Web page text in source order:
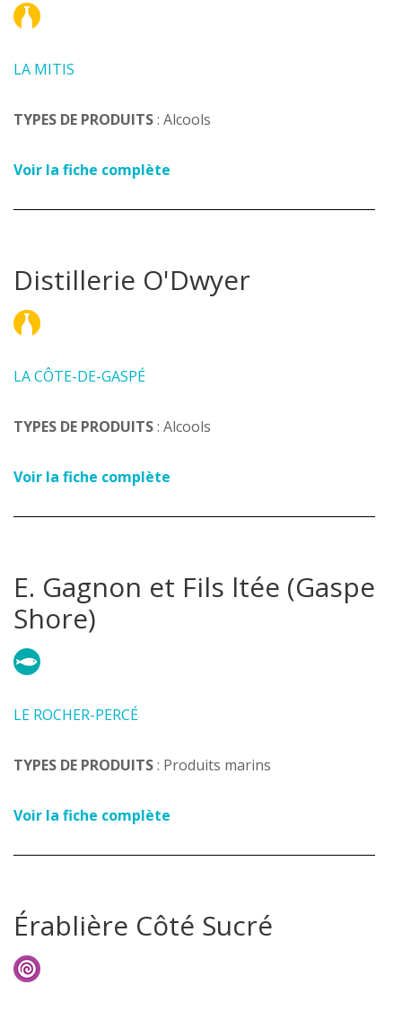
LA MITIS
TYPES DE PRODUITS: Alcools
Voir la fiche complète
Distillerie O'Dwyer
LA CÔTE-DE-GASPÉ
TYPES DE PRODUITS: Alcools
Voir la fiche complète
E. Gagnon et Fils ltée (Gaspe
Shore)
LE ROCHER-PERCÉ
TYPES DE PRODUITS: Produits marins
Voir la fiche complète
Érablière Côté Sucré